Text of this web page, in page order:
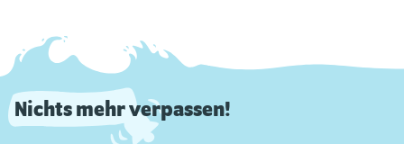
Nichts mehr verpassen!